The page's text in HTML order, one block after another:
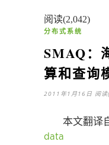
阅读(2,042)
分布式系统
SMAQ：
算和查询
2011年1月16日 阅
本文翻译
data